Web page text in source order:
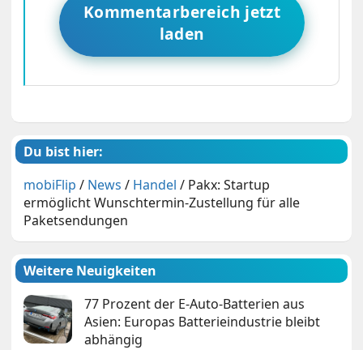
Kommentarbereich jetzt
laden
Du bist hier:
mobiFlip / News / Handel / Pakx: Startup
ermöglicht Wunschtermin-Zustellung für alle
Paketsendungen
Weitere Neuigkeiten
77 Prozent der E-Auto-Batterien aus
Asien: Europas Batterieindustrie bleibt
abhängig